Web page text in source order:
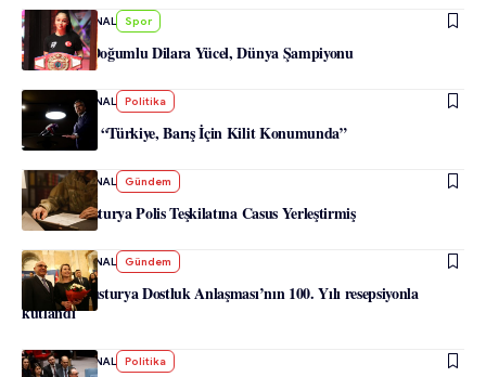
- HABERJOURNAL Spor
Avusturya Doğumlu Dilara Yücel, Dünya Şampiyonu
-HABERJOURNAL Politika
Nehammer: “Türkiye, Barış İçin Kilit Konumunda”
- HABERJOURNAL Gündem
Rusya, Avusturya Polis Teşkilatına Casus Yerleştirmiş
-HABERJOURNAL Gündem
Türkiye-Avusturya Dostluk Anlaşması’nın 100. Yılı resepsiyonla
kutlandı
-HABERJOURNAL Politika